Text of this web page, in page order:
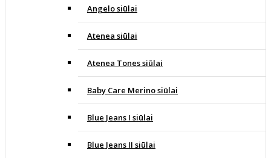
Angelo siūlai
Atenea siūlai
Atenea Tones siūlai
Baby Care Merino siūlai
Blue Jeans I siūlai
Blue Jeans II siūlai